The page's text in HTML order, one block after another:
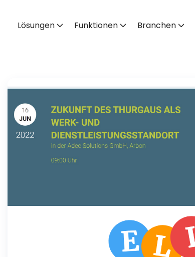
Lösungen Funktionen Branchen